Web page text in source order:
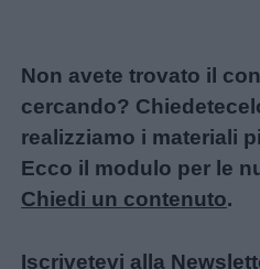
Non avete trovato il
cercando?
realizziamo i materiali
Ecco il modulo per le
Chiedi un contenuto.
Iscrivetevi alla